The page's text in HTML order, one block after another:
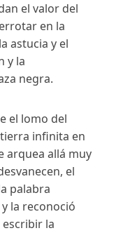
el valor del
en la
astucia y el
y la
negra.
el lomo del
infinita en
arquea allá muy
el
palabra
la reconoció
la